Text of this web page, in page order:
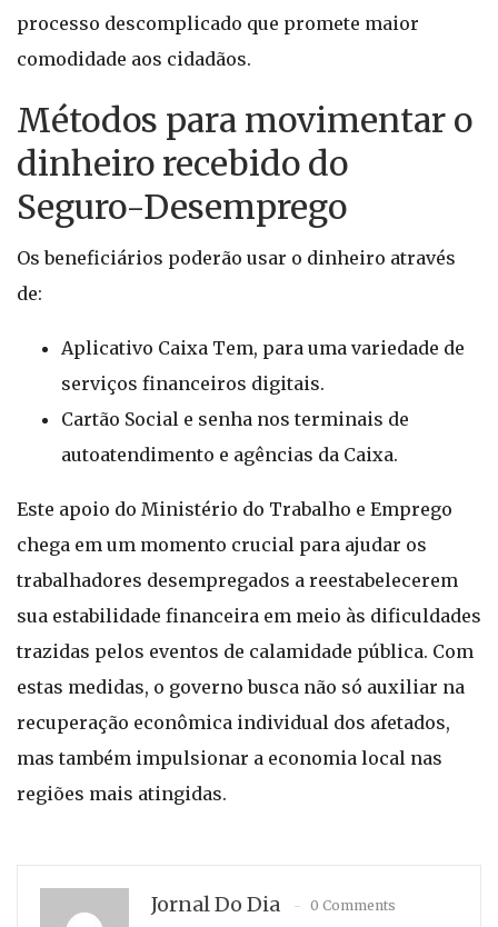
processo descomplicado que promete maior
comodidade aos cidadãos.
Métodos para movimentar o
dinheiro recebido do
Seguro-Desemprego
Os beneficiários poderão usar o dinheiro através
de:
Aplicativo Caixa Tem, para uma variedade de
serviços financeiros digitais.
Cartão Social e senha nos terminais de
autoatendimento e agências da Caixa.
Este apoio do Ministério do Trabalho e Emprego
chega em um momento crucial para ajudar os
trabalhadores desempregados a reestabelecerem
sua estabilidade financeira em meio às dificuldades
trazidas pelos eventos de calamidade pública. Com
estas medidas, o governo busca não só auxiliar na
recuperação econômica individual dos afetados,
mas também impulsionar a economia local nas
regiões mais atingidas.
Jornal Do Dia 0 Comments